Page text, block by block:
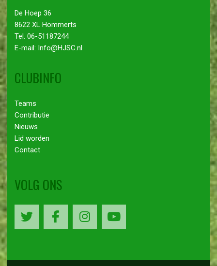
De Hoep 36
8622 XL Hommerts
Tel. 06-51187244
E-mail: Info@HJSC.nl
CLUBINFO
Teams
Contributie
Nieuws
Lid worden
Contact
VOLG ONS